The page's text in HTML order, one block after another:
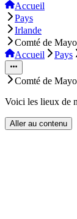
Accueil
Pays
Irlande
Comté de Mayo
Accueil
Pays
Comté de Mayo
Voici les lieux de
Aller au contenu